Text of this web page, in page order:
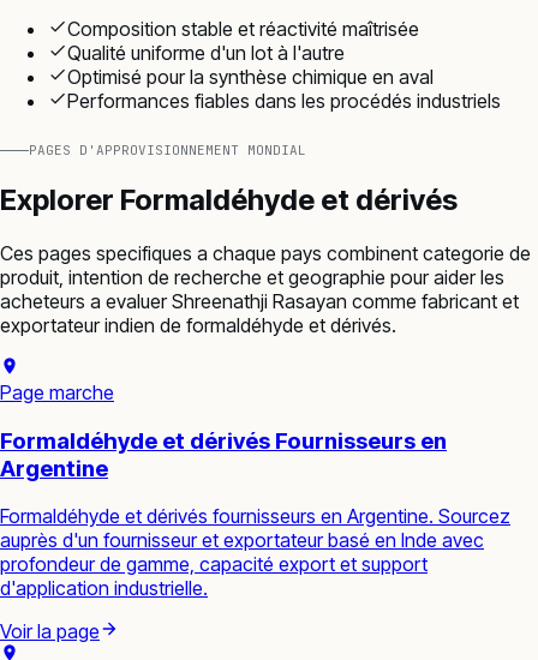
Composition stable et réactivité maîtrisée
Qualité uniforme d'un lot à l'autre
Optimisé pour la synthèse chimique en aval
Performances fiables dans les procédés industriels
PAGES D'APPROVISIONNEMENT MONDIAL
Explorer Formaldéhyde et dérivés
Ces pages specifiques a chaque pays combinent categorie de
produit, intention de recherche et geographie pour aider les
acheteurs a evaluer Shreenathji Rasayan comme fabricant et
exportateur indien de formaldéhyde et dérivés.
Page marche
Formaldéhyde et dérivés Fournisseurs en
Argentine
Formaldéhyde et dérivés fournisseurs en Argentine. Sourcez
auprès d'un fournisseur et exportateur basé en Inde avec
profondeur de gamme, capacité export et support
d'application industrielle.
Voir la page